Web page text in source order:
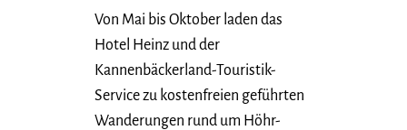
Von Mai bis Oktober laden das
Hotel Heinz und der
Kannenbäckerland-Touristik-
Service zu kostenfreien geführten
Wanderungen rund um Höhr-